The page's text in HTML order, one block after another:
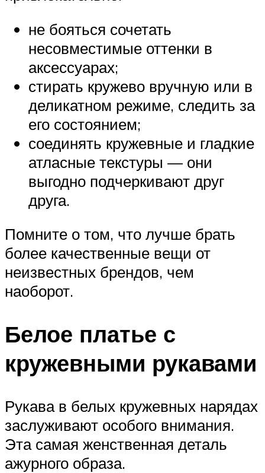
не бояться сочетать
несовместимые оттенки в
аксессуарах;
стирать кружево вручную или в
деликатном режиме, следить за
его состоянием;
соединять кружевные и гладкие
атласные текстуры — они
выгодно подчеркивают друг
друга.
Помните о том, что лучше брать
более качественные вещи от
неизвестных брендов, чем
наоборот.
Белое платье с
кружевными рукавами
Рукава в белых кружевных нарядах
заслуживают особого внимания.
Эта самая женственная деталь
ажурного образа.